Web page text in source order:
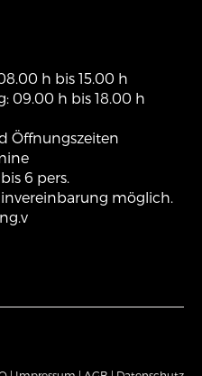
h bis 15.00 h
09.00 h bis 18.00 h
Öffnungszeiten
6 pers.
möglich.